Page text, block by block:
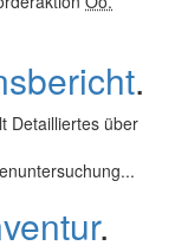
.
Detailliertes über
.